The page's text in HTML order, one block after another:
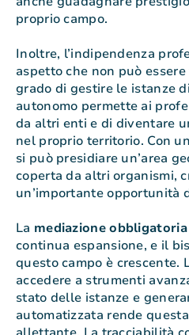
proprio campo.
Inoltre, l’indipendenza
aspetto che non può
grado di gestire le istanze di
autonomo permette ai
da altri enti e di diventare
nel proprio territorio. Con
si può presidiare un’area
coperta da altri organismi,
un’importante opportunità
La mediazioneobbligatoria
continua espansione, e il
questo campo è crescente.
accedere a strumenti
stato delle istanze e
automatizzata rende